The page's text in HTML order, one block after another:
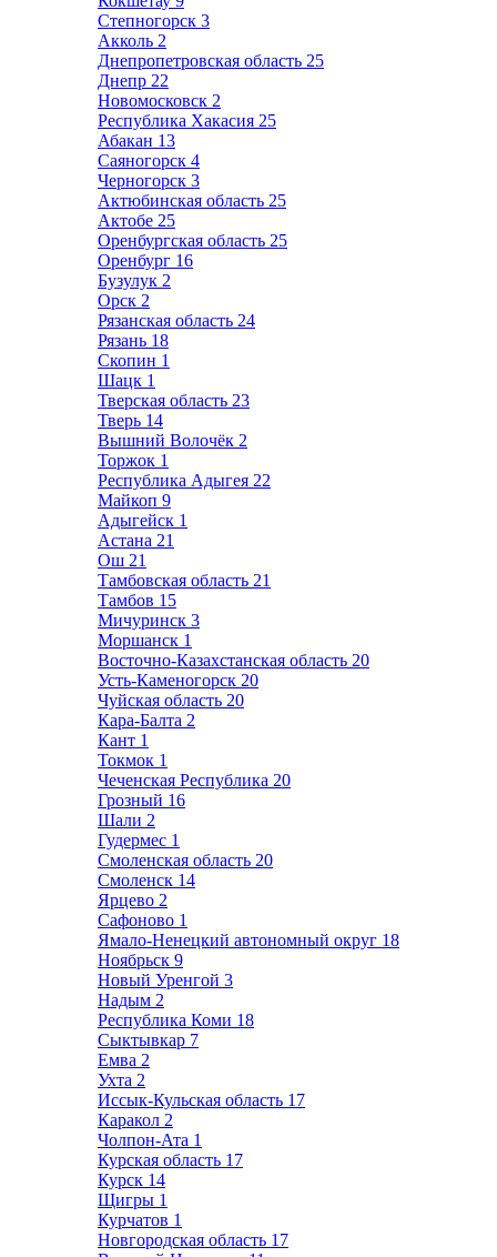
Степногорск 3
Акколь 2
Днепропетровская область 25
Днепр 22
Новомосковск 2
Республика Хакасия 25
Абакан 13
Саяногорск 4
Черногорск 3
Актюбинская область 25
Актобе 25
Оренбургская область 25
Оренбург 16
Бузулук 2
Орск 2
Рязанская область 24
Рязань 18
Скопин 1
Шацк 1
Тверская область 23
Тверь 14
Вышний Волочёк 2
Торжок 1
Республика Адыгея 22
Майкоп 9
Адыгейск 1
Астана 21
Ош 21
Тамбовская область 21
Тамбов 15
Мичуринск 3
Моршанск 1
Восточно-Казахстанская область 20
Усть-Каменогорск 20
Чуйская область 20
Кара-Балта 2
Кант 1
Токмок 1
Чеченская Республика 20
Грозный 16
Шали 2
Гудермес 1
Смоленская область 20
Смоленск 14
Ярцево 2
Сафоново 1
Ямало-Ненецкий автономный округ 18
Ноябрьск 9
Новый Уренгой 3
Надым 2
Республика Коми 18
Сыктывкар 7
Емва 2
Ухта 2
Иссык-Кульская область 17
Каракол 2
Чолпон-Ата 1
Курская область 17
Курск 14
Щигры 1
Курчатов 1
Новгородская область 17